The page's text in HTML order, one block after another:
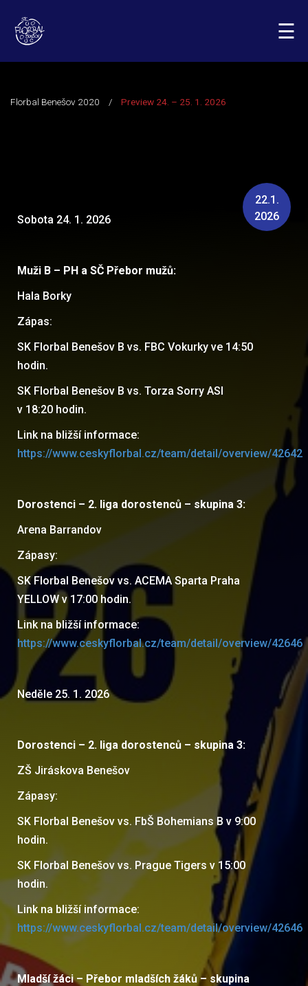
☰
22.1.
2026
Sobota 24. 1. 2026
Muži B – PH a SČ Přebor mužů:
Hala Borky
Zápas:
SK Florbal Benešov B vs. FBC Vokurky ve 14:50
hodin.
SK Florbal Benešov B vs. Torza Sorry ASI
v 18:20 hodin.
Link na bližší informace:
https://www.ceskyflorbal.cz/team/detail/overview/42642
Dorostenci – 2. liga dorostenců – skupina 3:
Arena Barrandov
Zápasy:
SK Florbal Benešov vs. ACEMA Sparta Praha
YELLOW v 17:00 hodin.
Link na bližší informace:
https://www.ceskyflorbal.cz/team/detail/overview/42646
Neděle 25. 1. 2026
Dorostenci – 2. liga dorostenců – skupina 3:
ZŠ Jiráskova Benešov
Zápasy:
SK Florbal Benešov vs. FbŠ Bohemians B v 9:00
hodin.
SK Florbal Benešov vs. Prague Tigers v 15:00
hodin.
Link na bližší informace:
https://www.ceskyflorbal.cz/team/detail/overview/42646
Mladší žáci – Přebor mladších žáků – skupina